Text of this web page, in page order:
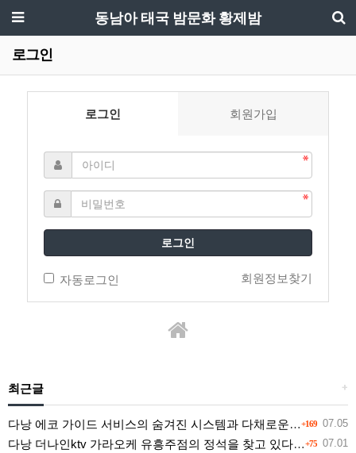
동남아 태국 밤문화 황제밤
로그인
로그인 회원가입
로그인
자동로그인 회원정보찾기
+
최근글
+169 07.05
다낭 에코 가이드 서비스의 숨겨진 시스템과 다채로운 인력 풀의 진실
+75 07.01
다낭 더나인ktv 가라오케 유흥주점의 정석을 찾고 있다면 여기